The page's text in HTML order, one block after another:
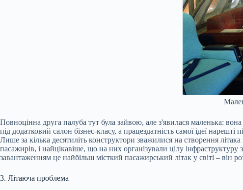
Повноцінна друга палуба тут була зайвою, але з'явилася маленька:
під додатковий салон бізнес-класу, а працездатність самої ідеї нарешті
Лише за кілька десятиліть конструктори зважилися на створення
пасажирів, і найцікавіше, що на них організували цілу
завантаженням це найбільш місткий пасажирський літак у світі – він
3. Літаюча проблема